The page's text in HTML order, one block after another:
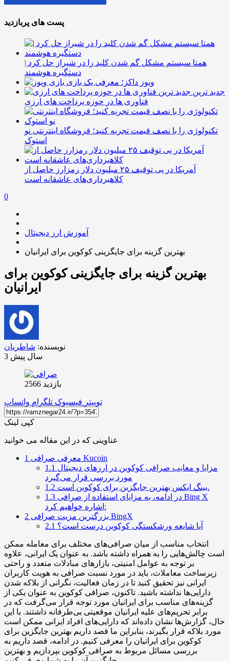
پست های پربازدید
همتا سیستم مشکل گم شدن کلید را در شیراز حل کرد |
دستگیره هوشمند
ویوز داکز؛ معرفی یک بازی
جدید ترین
فناوری ها در حوزه پرداخت های ارزی
تکنولوژی را با نصف قیمت تجربه کنید؛ فروشگاه اینترنتی نو
استوک
آمریکا در پی توقیف ۲۵ میلیون دلار رمزارز حاصل از
کلاهبرداری‌های عاشقانه است
0
آموزش ارز دیجیتال
بهترین گزینه‌ برای جایگزینی کوکوین برای ایرانیان
بهترین گزینه‌ برای جایگزینی کوکوین برای
ایرانیان
نویسنده: شاطریان
3 سال پیش
بازدید 2566
توییتر فیسبوک تلگرام واتساپ
کپی لینک
عناوینی که در این مقاله می خوانید
1
معرفی صرافی Kucoin
1.1
مورد بررسی قرار می‌گیرد
1.2
بینگ ایکس بهترین جایگزین برای کوکوین است.
1.3
اشاره خواهیم کرد:
2
بزرگترین مزیت صرافی BingX
2.1 آیا شایعه ورشکستگی کوکوین درست است؟
انتخاب مناسب از میان صرافی‌های مختلف برای معامله ممکن
است چالش‌هایی را به همراه داشته باشد. به عنوان یک ایرانی، علاوه
بر توجه به عوامل امنیتی، بازارهای مبادلات متعدد و راحتی
زیرساخت معاملات، باید در مورد نسبت صرافی به هویت کاربران
ایرانی نیز تحقیق کنید تا در زمان فعالیت، نگرانی از بلاکه شدن
دارایی‌ها نداشته باشید. تاکنون، صرافی کوکوین به عنوان یکی از
گزینه‌های مناسب برای ایرانیان مورد توجه قرار می‌گرفت که در
برابر تحریم‌های علیه ایرانیان موقعیتی بی‌طرفانه داشتند. با این
حال، گزارش‌ها نشان داده‌اند که دارایی‌های افراد ایرانی ممکن است
مورد بلاکه قرار بگیرند، بنابراین ما قصد داریم بهترین جایگزین برای
کوکوین برای ایرانیان را معرفی کنیم. در ادامه، قصد داریم به
بررسی مسائل مربوط به صرافی کوکوین بپردازیم و بهترین